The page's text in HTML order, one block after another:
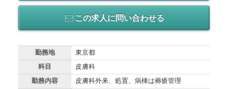
この求人に問い合わせる
勤務地 東京都
科目 皮膚科
勤務内容 皮膚科外来、処置、病棟は褥瘡管理